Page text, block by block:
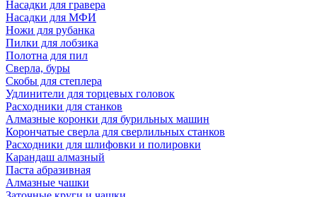
Насадки для гравера
Насадки для МФИ
Ножи для рубанка
Пилки для лобзика
Полотна для пил
Сверла, буры
Скобы для степлера
Удлинители для торцевых головок
Расходники для станков
Алмазные коронки для бурильных машин
Корончатые сверла для сверлильных станков
Расходники для шлифовки и полировки
Карандаш алмазный
Паста абразивная
Алмазные чашки